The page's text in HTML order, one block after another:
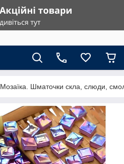
Мозаїка. Шматочки скла, слюди,